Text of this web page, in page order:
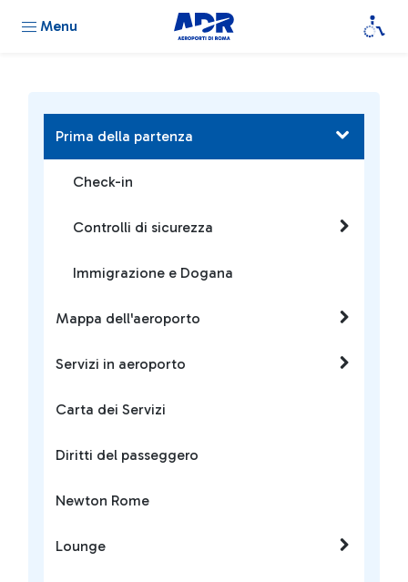
Menu
Prima della partenza
Check-in
Controlli di sicurezza
Immigrazione e Dogana
Mappa dell'aeroporto
Servizi in aeroporto
Carta dei Servizi
Diritti del passeggero
Newton Rome
Lounge